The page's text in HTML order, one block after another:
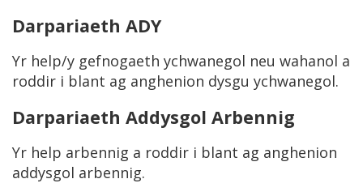
Darpariaeth ADY
Yr help/y gefnogaeth ychwanegol neu wahanol a
roddir i blant ag anghenion dysgu ychwanegol.
Darpariaeth Addysgol Arbennig
Yr help arbennig a roddir i blant ag anghenion
addysgol arbennig.